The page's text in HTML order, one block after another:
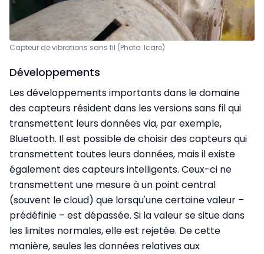
Capteur de vibrations sans fil (Photo: Icare)
Développements
Les développements importants dans le domaine
des capteurs résident dans les versions sans fil qui
transmettent leurs données via, par exemple,
Bluetooth. Il est possible de choisir des capteurs qui
transmettent toutes leurs données, mais il existe
également des capteurs intelligents. Ceux-ci ne
transmettent une mesure à un point central
(souvent le cloud) que lorsqu'une certaine valeur –
prédéfinie – est dépassée. Si la valeur se situe dans
les limites normales, elle est rejetée. De cette
manière, seules les données relatives aux